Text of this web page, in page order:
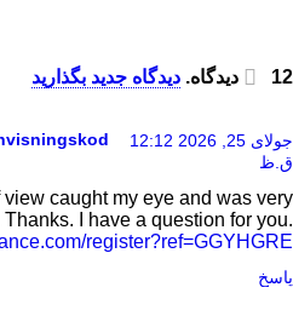
12 دیدگاه. دیدگاه جدید بگذارید
جولای 25, 2026 12:12
ق.ظ
view caught my eye and was very
I have a question for you.
register?ref=GGYHGRE
پاسخ